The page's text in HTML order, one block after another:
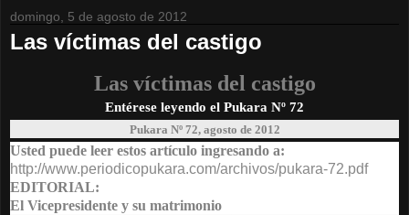
domingo, 5 de agosto de 2012
Las víctimas del castigo
Las víctimas del castigo
Entérese leyendo el Pukara Nº 72
Pukara Nº 72, agosto de 2012
Usted puede leer estos artículo ingresando a:
http://www.periodicopukara.com/archivos/pukara-72.pdf
EDITORIAL:
El Vicepresidente y su matrimonio